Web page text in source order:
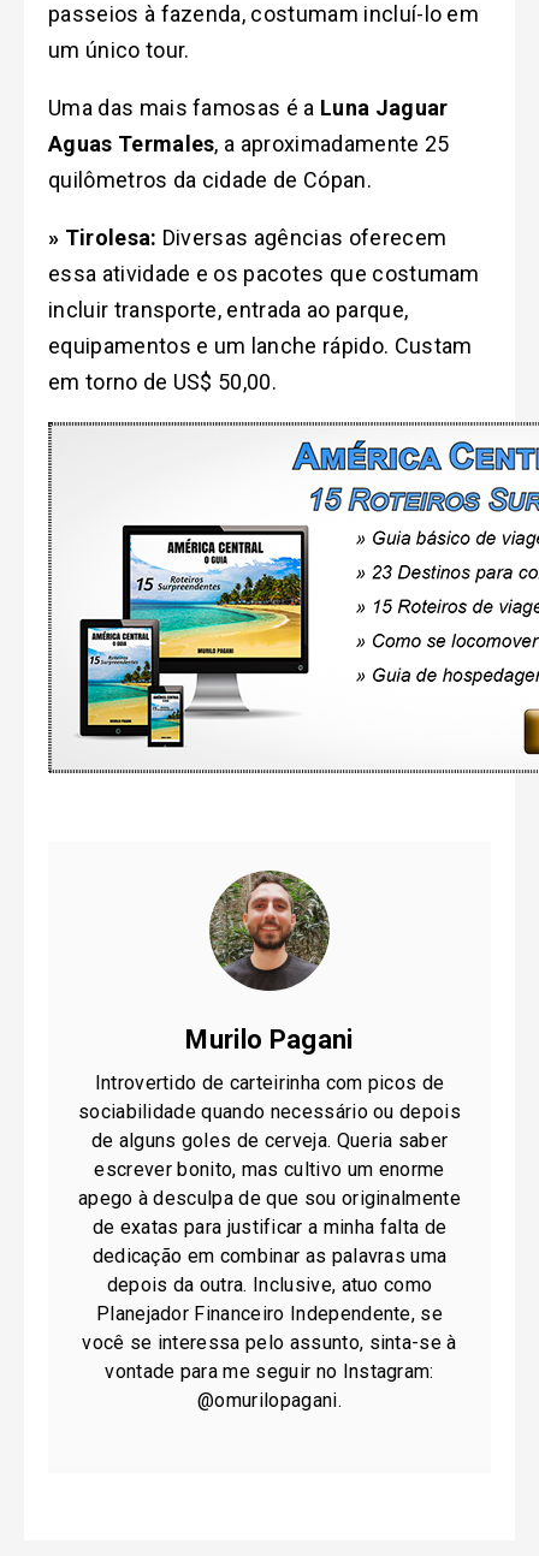
passeios à fazenda, costumam incluí-lo em
um único tour.
Uma das mais famosas é a Luna Jaguar
Aguas Termales, a aproximadamente 25
quilômetros da cidade de Cópan.
» Tirolesa: Diversas agências oferecem
essa atividade e os pacotes que costumam
incluir transporte, entrada ao parque,
equipamentos e um lanche rápido. Custam
em torno de US$ 50,00.
Murilo Pagani
Introvertido de carteirinha com picos de
sociabilidade quando necessário ou depois
de alguns goles de cerveja. Queria saber
escrever bonito, mas cultivo um enorme
apego à desculpa de que sou originalmente
de exatas para justificar a minha falta de
dedicação em combinar as palavras uma
depois da outra. Inclusive, atuo como
Planejador Financeiro Independente, se
você se interessa pelo assunto, sinta-se à
vontade para me seguir no Instagram:
@omurilopagani.